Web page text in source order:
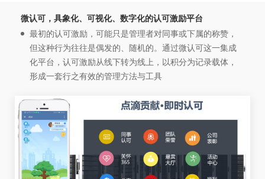
微认可，具象化、可视化、数字化的认可激励平台
最初的认可激励，可能只是管理者对同事或下属的称赞，
但这种行为往往是偶发的、随机的。通过微认可这一集成
化平台，认可激励从线下转为线上，以积分为记录载体，
形成一套行之有效的管理方法与工具